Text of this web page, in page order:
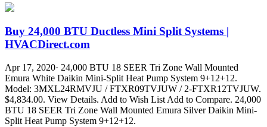
Buy 24,000 BTU Ductless Mini Split Systems |
HVACDirect.com
Apr 17, 2020· 24,000 BTU 18 SEER Tri Zone Wall Mounted
Emura White Daikin Mini-Split Heat Pump System 9+12+12.
Model: 3MXL24RMVJU / FTXR09TVJUW / 2-FTXR12TVJUW.
$4,834.00. View Details. Add to Wish List Add to Compare. 24,000
BTU 18 SEER Tri Zone Wall Mounted Emura Silver Daikin Mini-
Split Heat Pump System 9+12+12.